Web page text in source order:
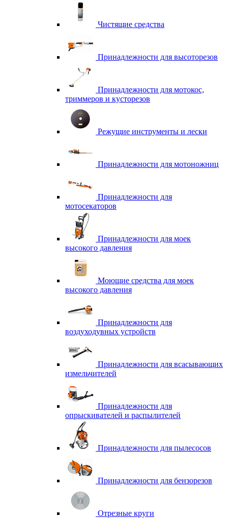
Чистящие средства
Принадлежности для высоторезов
Принадлежности для мотокос,
триммеров и кусторезов
Режущие инструменты и лески
Принадлежности для мотоножниц
Принадлежности для
мотосекаторов
Принадлежности для моек
высокого давления
Моющие средства для моек
высокого давления
Принадлежности для
воздуходувных устройств
Принадлежности для всасывающих
измельчителей
Принадлежности для
опрыскивателей и распылителей
Принадлежности для пылесосов
Принадлежности для бензорезов
Отрезные круги